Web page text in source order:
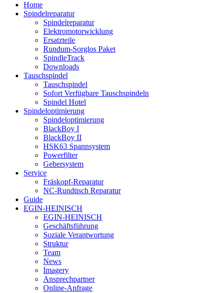
Home
Spindelreparatur
Spindelreparatur
Elektromotorwicklung
Ersatzteile
Rundum-Sorglos Paket
SpindleTrack
Downloads
Tauschspindel
Tauschspindel
Sofort Verfügbare Tauschspindeln
Spindel Hotel
Spindeloptimierung
Spindeloptimierung
BlackBoy I
BlackBoy II
HSK63 Spannsystem
Powerfilter
Gebersystem
Service
Fräskopf-Reparatur
NC-Rundtisch Reparatur
Guide
EGIN-HEINISCH
EGIN-HEINISCH
Geschäftsführung
Soziale Verantwortung
Struktur
Team
News
Imagery
Ansprechpartner
Online-Anfrage